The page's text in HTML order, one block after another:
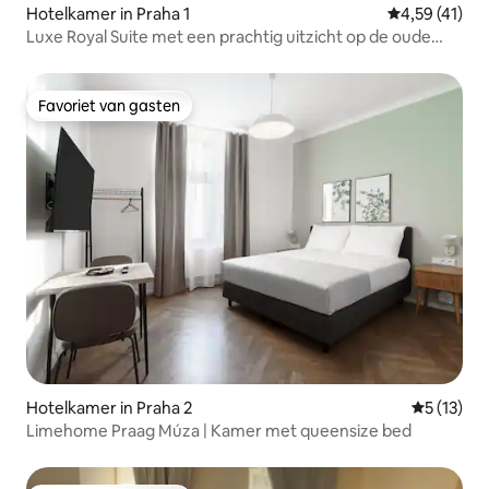
Hotelkamer in Praha 1 Gemiddelde
4,59 (41)
Luxe Royal Suite met een prachtig uitzicht op de oude
Favoriet van gasten
Favoriet van gasten
Hotelkamer in Praha 2
5 (13)
Limehome Praag Múza | Kamer met queensize bed